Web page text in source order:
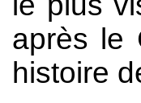
après le
histoire